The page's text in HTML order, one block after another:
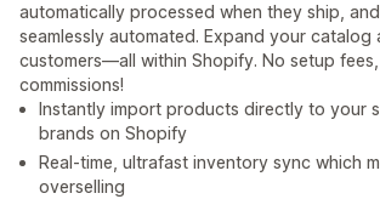
automatically processed when they ship,
seamlessly automated. Expand your catalog
customers—all within Shopify. No setup
commissions!
Instantly import products directly to your
brands on Shopify
Real-time, ultrafast inventory sync which
overselling